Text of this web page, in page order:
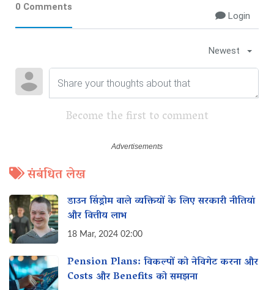
0 Comments
Login
Newest
Become the first to comment
संबंधित लेख
डाउन सिंड्रोम वाले व्यक्तियों के लिए सरकारी नीतियां
और वित्तीय लाभ
18 Mar, 2024 02:00
Pension Plans: विकल्पों को नेविगेट करना और‌
Costs और Benefits को समझना